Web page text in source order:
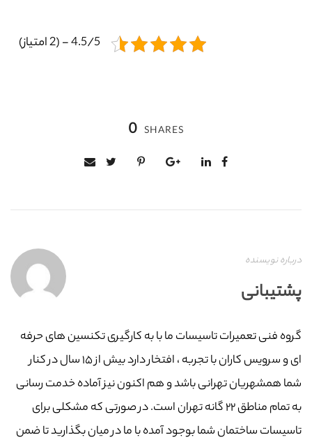
4.5/5 - (2 امتیاز)
0 SHARES
درباره نویسنده
پشتیبانی
گروه فنی تعمیرات تاسیسات ما با به‌ کارگیری تکنسین های حرفه
ای و سرویس کاران با تجربه ، افتخار دارد بیش از ۱۵ سال در کنار
شما همشهریان تهرانی باشد و هم اکنون نیز آماده خدمت رسانی
به تمام مناطق ۲۲ گانه تهران است. در صورتی که مشکلی برای
تاسیسات ساختمان شما بوجود آمده با ما در میان بگذارید تا ضمن